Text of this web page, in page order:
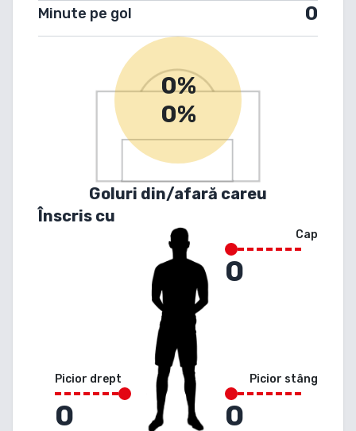
Minute pe gol 0
0%
0%
Goluri din/afară careu
Înscris cu
Picior drept
0
Cap
0
Picior stâng
0